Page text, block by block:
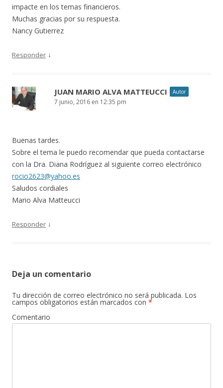
impacte en los temas financieros.
Muchas gracias por su respuesta.
Nancy Gutierrez
Responder ↓
JUAN MARIO ALVA MATTEUCCI Autor
7 junio, 2016 en 12:35 pm
Buenas tardes.
Sobre el tema le puedo recomendar que pueda contactarse
con la Dra. Diana Rodríguez al siguiente correo electrónico
rocio2623@yahoo.es
Saludos cordiales
Mario Alva Matteucci
Responder ↓
Deja un comentario
Tu dirección de correo electrónico no será publicada. Los
campos obligatorios están marcados con *
Comentario